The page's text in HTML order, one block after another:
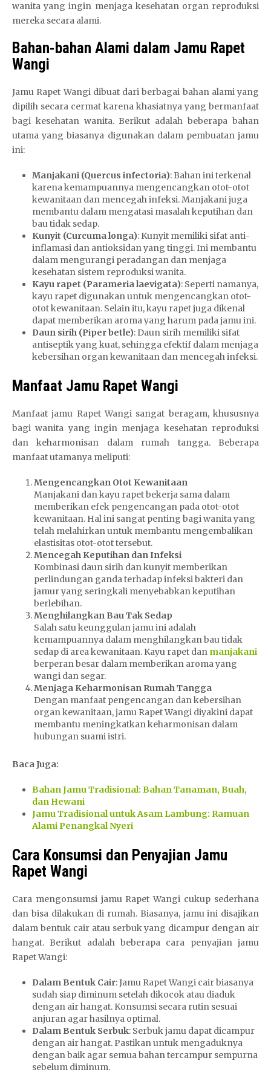
wanita yang ingin menjaga kesehatan organ reproduksi
mereka secara alami.
Bahan-bahan Alami dalam Jamu Rapet
Wangi
Jamu Rapet Wangi dibuat dari berbagai bahan alami yang
dipilih secara cermat karena khasiatnya yang bermanfaat
bagi kesehatan wanita. Berikut adalah beberapa bahan
utama yang biasanya digunakan dalam pembuatan jamu
ini:
Manjakani (Quercus infectoria): Bahan ini terkenal
karena kemampuannya mengencangkan otot-otot
kewanitaan dan mencegah infeksi. Manjakani juga
membantu dalam mengatasi masalah keputihan dan
bau tidak sedap.
Kunyit (Curcuma longa): Kunyit memiliki sifat anti-
inflamasi dan antioksidan yang tinggi. Ini membantu
dalam mengurangi peradangan dan menjaga
kesehatan sistem reproduksi wanita.
Kayu rapet (Parameria laevigata): Seperti namanya,
kayu rapet digunakan untuk mengencangkan otot-
otot kewanitaan. Selain itu, kayu rapet juga dikenal
dapat memberikan aroma yang harum pada jamu ini.
Daun sirih (Piper betle): Daun sirih memiliki sifat
antiseptik yang kuat, sehingga efektif dalam menjaga
kebersihan organ kewanitaan dan mencegah infeksi.
Manfaat Jamu Rapet Wangi
Manfaat jamu Rapet Wangi sangat beragam, khususnya
bagi wanita yang ingin menjaga kesehatan reproduksi
dan keharmonisan dalam rumah tangga. Beberapa
manfaat utamanya meliputi:
Mengencangkan Otot Kewanitaan
Manjakani dan kayu rapet bekerja sama dalam
memberikan efek pengencangan pada otot-otot
kewanitaan. Hal ini sangat penting bagi wanita yang
telah melahirkan untuk membantu mengembalikan
elastisitas otot-otot tersebut.
Mencegah Keputihan dan Infeksi
Kombinasi daun sirih dan kunyit memberikan
perlindungan ganda terhadap infeksi bakteri dan
jamur yang seringkali menyebabkan keputihan
berlebihan.
Menghilangkan Bau Tak Sedap
Salah satu keunggulan jamu ini adalah
kemampuannya dalam menghilangkan bau tidak
sedap di area kewanitaan. Kayu rapet dan manjakani
berperan besar dalam memberikan aroma yang
wangi dan segar.
Menjaga Keharmonisan Rumah Tangga
Dengan manfaat pengencangan dan kebersihan
organ kewanitaan, jamu Rapet Wangi diyakini dapat
membantu meningkatkan keharmonisan dalam
hubungan suami istri.
Baca Juga:
Bahan Jamu Tradisional: Bahan Tanaman, Buah,
dan Hewani
Jamu Tradisional untuk Asam Lambung: Ramuan
Alami Penangkal Nyeri
Cara Konsumsi dan Penyajian Jamu
Rapet Wangi
Cara mengonsumsi jamu Rapet Wangi cukup sederhana
dan bisa dilakukan di rumah. Biasanya, jamu ini disajikan
dalam bentuk cair atau serbuk yang dicampur dengan air
hangat. Berikut adalah beberapa cara penyajian jamu
Rapet Wangi:
Dalam Bentuk Cair: Jamu Rapet Wangi cair biasanya
sudah siap diminum setelah dikocok atau diaduk
dengan air hangat. Konsumsi secara rutin sesuai
anjuran agar hasilnya optimal.
Dalam Bentuk Serbuk: Serbuk jamu dapat dicampur
dengan air hangat. Pastikan untuk mengaduknya
dengan baik agar semua bahan tercampur sempurna
sebelum diminum.